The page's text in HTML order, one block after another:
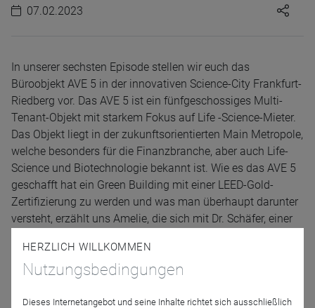
07.02.2023
In unserer sechsten Episode stellen wir euch das
Büroobjekt AVE 5 in der innovativen Science-City Frankfurt-
Riedberg vor. Das AVE 5 ist ein fünfgeschossiges Multi-
Tenant-Objekt mit starkem Fokus auf Life -Science-Mieter.
Das Objekt liegt in der zukunftsorientierten Main Metropole,
welche besonders für die Finanzbranche, aber auch Life-
Science und Biotechnologie bekannt ist. Wie es das AVE 5
geschafft hat ein Green Building mit einer LEED-Gold-
Zertifizierung zu werden und was man überhaupt darunter
versteht, erzählt uns Amelie, die sich mit Dr. Schäfer, einer
Podcast-Folge anhören
HERZLICH WILLKOMMEN
Nutzungsbedingungen
Dieses Internetangebot und seine Inhalte richtet sich ausschließlich